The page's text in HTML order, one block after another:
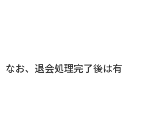
なお、退会処理完了後は有